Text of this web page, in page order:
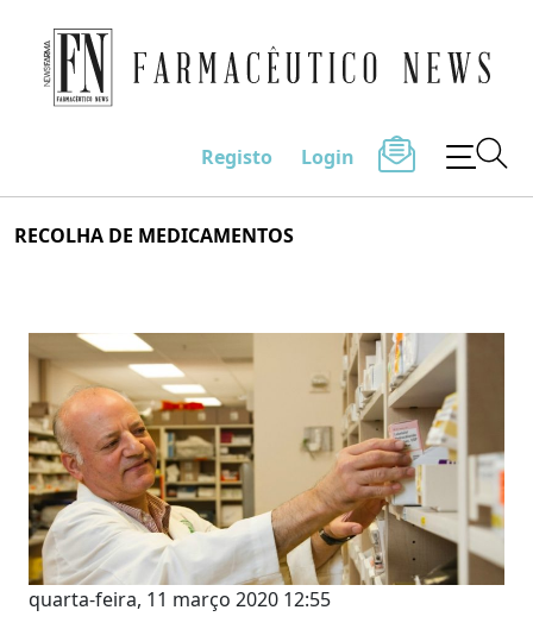
to
Farmacêutico News
Registo Login
RECOLHA DE MEDICAMENTOS
quarta-feira, 11 março 2020 12:55